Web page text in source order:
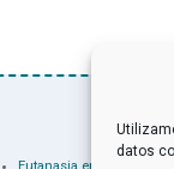
datos